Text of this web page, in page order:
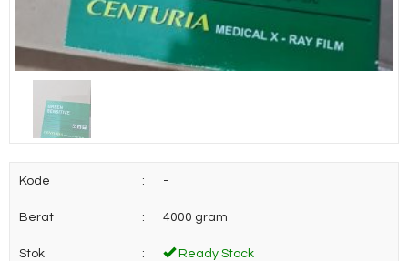
Kode : -
Berat : 4000 gram
Stok : Ready Stock